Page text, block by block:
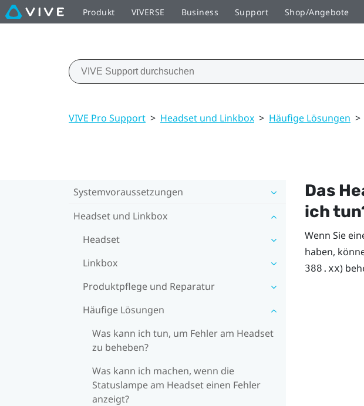
Produkt VIVERSE Business Support Shop/Angebote
VIVE Pro Support > Headset und Linkbox > Häufige Lösungen >
Systemvoraussetzungen
Headset und Linkbox
Headset
Linkbox
Produktpflege und Reparatur
Häufige Lösungen
Was kann ich tun, um Fehler am Headset
zu beheben?
Was kann ich machen, wenn die
Statuslampe am Headset einen Fehler
anzeigt?
Das
ich
Wenn Sie
haben,
388.xx)